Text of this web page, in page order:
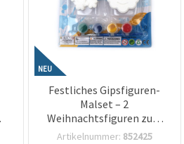
NEU
Festliches Gipsfiguren-
Malset – 2
Weihnachtsfiguren zum
Bemalen inkl. Farben &
Artikelnummer: 852425